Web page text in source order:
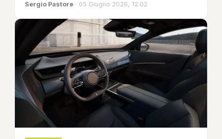
Sergio Pastore · 05 Giugno 2026, 12:02